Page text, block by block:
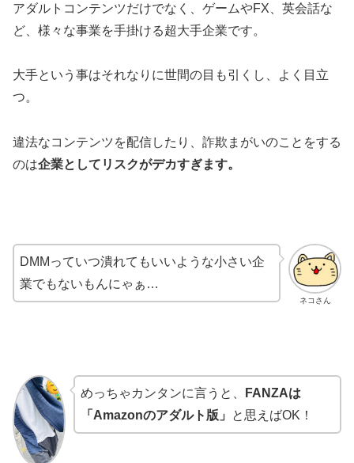
アダルトコンテンツだけでなく、ゲームやFX、英会話な
ど、様々な事業を手掛ける超大手企業です。
大手という事はそれなりに世間の目も引くし、よく目立
つ。
違法なコンテンツを配信したり、詐欺まがいのことをする
のは企業としてリスクがデカすぎます。
ネコさん
DMMっていつ潰れてもいいような小さい企
業でもないもんにゃぁ…
めっちゃカンタンに言うと、
FANZAは
「Amazonのアダルト版」
と思えばOK！